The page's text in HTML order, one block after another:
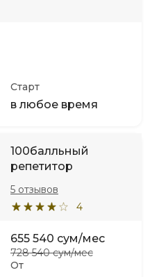
Старт
в любое время
100балльный
репетитор
4
5 отзывов
От
655 540 сум/мес
728 540 сум/мес